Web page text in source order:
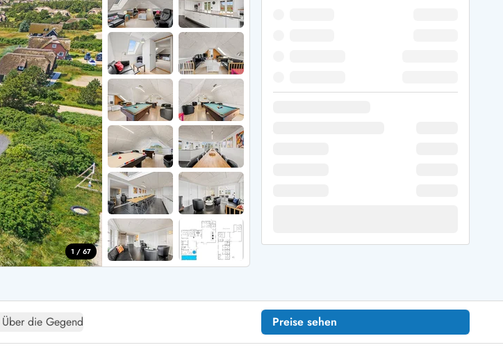
Ferienhäuser im Winter
Ferienhäuser über Weihnachten
Ferienhäuser über Silvester
Ferienhäuser in Nymindegab
Ferienhäuser Römö
Ferienhäuser am Ringköbing Fjord
Ferienhäuser Sondervig
Ferienhäuser Skodbjerge
Ferienhäuser in Thorsminde
Ferienhäuser Vederso Klit
Ferienhäuser Vejers Strand
Ferienhäuser Vester Husby
1 / 67
Über die Gegend Preise sehen